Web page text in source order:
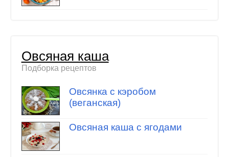
Овсяная каша
Подборка рецептов
Овсянка с кэробом
(веганская)
Овсяная каша с ягодами